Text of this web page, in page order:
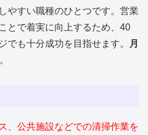
やすい職種のひとつです。営業
とで着実に向上するため、40
でも十分成功を目指せます。
月
、公共施設などでの清掃作業を